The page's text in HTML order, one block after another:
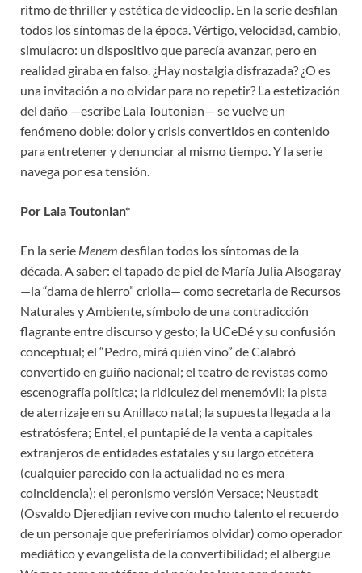
ritmo de thriller y estética de videoclip. En la serie desfilan
todos los síntomas de la época. Vértigo, velocidad, cambio,
simulacro: un dispositivo que parecía avanzar, pero en
realidad giraba en falso. ¿Hay nostalgia disfrazada? ¿O es
una invitación a no olvidar para no repetir? La estetización
del daño —escribe Lala Toutonian— se vuelve un
fenómeno doble: dolor y crisis convertidos en contenido
para entretener y denunciar al mismo tiempo. Y la serie
navega por esa tensión.
Por Lala Toutonian*
En la serie Menem desfilan todos los síntomas de la
década. A saber: el tapado de piel de María Julia Alsogaray
—la “dama de hierro” criolla— como secretaria de Recursos
Naturales y Ambiente, símbolo de una contradicción
flagrante entre discurso y gesto; la UCeDé y su confusión
conceptual; el “Pedro, mirá quién vino” de Calabró
convertido en guiño nacional; el teatro de revistas como
escenografía política; la ridiculez del menemóvil; la pista
de aterrizaje en su Anillaco natal; la supuesta llegada a la
estratósfera; Entel, el puntapié de la venta a capitales
extranjeros de entidades estatales y su largo etcétera
(cualquier parecido con la actualidad no es mera
coincidencia); el peronismo versión Versace; Neustadt
(Osvaldo Djeredjian revive con mucho talento el recuerdo
de un personaje que preferiríamos olvidar) como operador
mediático y evangelista de la convertibilidad; el albergue